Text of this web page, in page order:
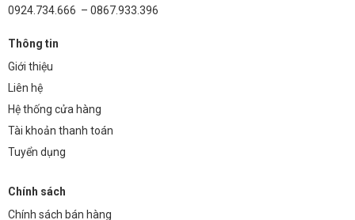
Công viên và khu vui chơi giải trí:
chất lượng cao cho các sự kiện thể thao và giải trí.
FAQ – Giải Đáp Thắc Mắc
1. Đèn đường LED cao áp 150W (TDLDD31-150) có
Không, đèn đường LED cao áp 150W (TDLDD31-150) được tích hợp
sẵn driver (bộ điều khiển) bên trong, giúp hoạt động ổn định và hiệu
0924.734.666 – 0867.933.396
Thông tin
Giới thiệu
Liên hệ
Hệ thống cửa hàng
Tài khoản thanh toán
Tuyển dụng
Chính sách
Chính sách bán hàng